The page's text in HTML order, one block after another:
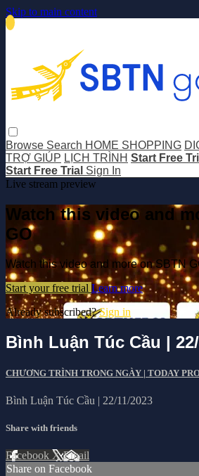
Skip to main content
Browse Search HOME SHOPPING
TRỢ GIÚP LỊCH TRÌNH Start Free
Start Free Trial Sign In
Live stream preview
Watch this video and
GO
Watch this video and more on SBTN
Start your free trial Learn more
Already subscribed?Sign in
Bình Luận Túc Cầu |
CHƯƠNG TRÌNH TRONG NGÀY | TODAY
Bình Luận Túc Cầu | 22/11/2023
Share with friends
Facebook XEmail
Share on Facebook